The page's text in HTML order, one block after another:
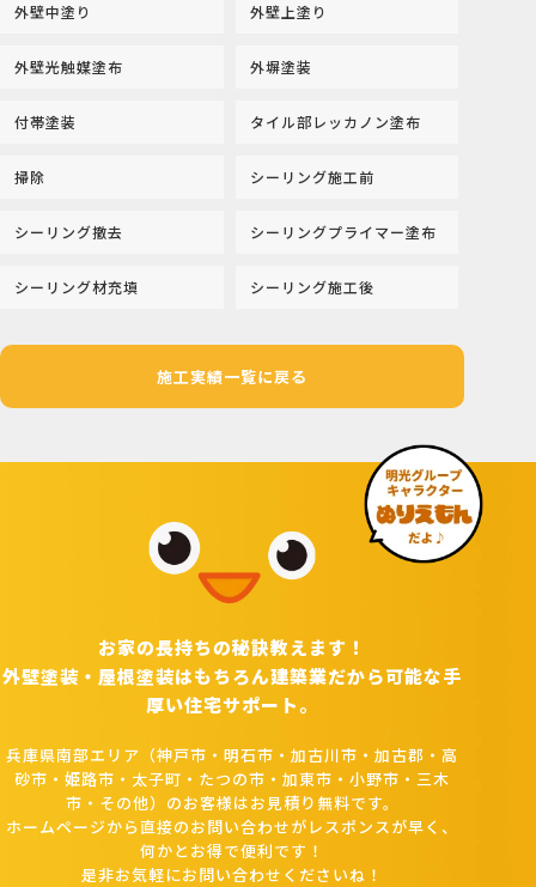
外壁中塗り 外壁上塗り
外壁光触媒塗布 外塀塗装
付帯塗装 タイル部レッカノン塗布
掃除 シーリング施工前
シーリング撤去 シーリングプライマー塗布
シーリング材充填 シーリング施工後
施工実績一覧に戻る
お家の長持ちの秘訣教えます！
外壁塗装・屋根塗装はもちろん建築業だから可能な手
厚い住宅サポート。
兵庫県南部エリア（神戸市・明石市・加古川市・加古郡・高
砂市・姫路市・太子町・たつの市・加東市・小野市・三木
市・その他）のお客様はお見積り無料です。
ホームページから直接のお問い合わせがレスポンスが早く、
何かとお得で便利です！
是非お気軽にお問い合わせくださいね！